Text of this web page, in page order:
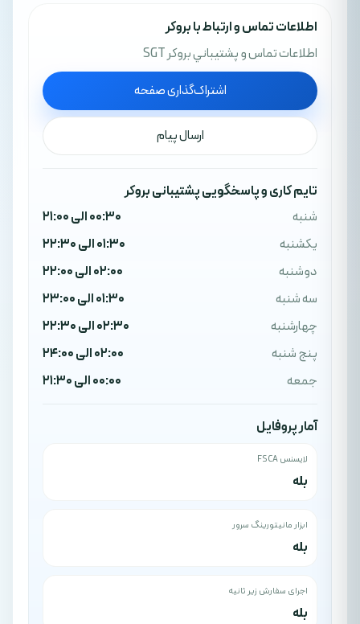
اطلاعات تماس و ارتباط با بروکر
اطلاعات تماس و پشتيباني بروکر SGT
اشتراک‌گذاری صفحه
ارسال پیام
تایم کاری و پاسخگویی پشتیبانی بروکر
شنبه
00:30 الی 21:00
یکشنبه
01:30 الی 22:30
دوشنبه
02:00 الی 22:00
سه شنبه
01:30 الی 23:00
چهارشنبه
02:30 الی 22:30
پنج شنبه
02:00 الی 24:00
جمعه
00:00 الی 21:30
آمار پروفایل
لایسنس FSCA
بله
ابزار مانیتورینگ سرور
بله
اجرای سفارش زیر ثانیه
بله